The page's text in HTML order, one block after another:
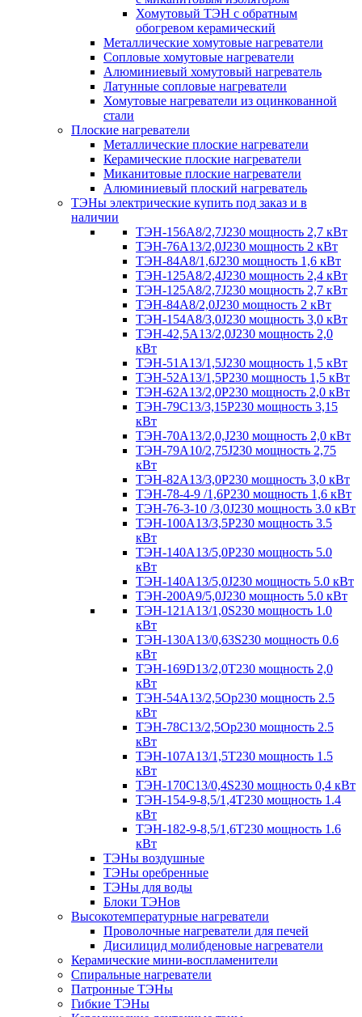
Хомутовый ТЭН с обратным
обогревом керамический
Металлические хомутовые нагреватели
Сопловые хомутовые нагреватели
Алюминиевый хомутовый нагреватель
Латунные сопловые нагреватели
Хомутовые нагреватели из оцинкованной
стали
Плоские нагреватели
Металлические плоские нагреватели
Керамические плоские нагреватели
Миканитовые плоские нагреватели
Алюминиевый плоский нагреватель
ТЭНы электрические купить под заказ и в
наличии
ТЭН-156А8/2,7J230 мощность 2,7 кВт
ТЭН-76А13/2,0J230 мощность 2 кВт
ТЭН-84А8/1,6J230 мощность 1,6 кВт
ТЭН-125А8/2,4J230 мощность 2,4 кВт
ТЭН-125А8/2,7J230 мощность 2,7 кВт
ТЭН-84А8/2,0J230 мощность 2 кВт
ТЭН-154А8/3,0J230 мощность 3,0 кВт
ТЭН-42,5А13/2,0J230 мощность 2,0
кВт
ТЭН-51А13/1,5J230 мощность 1,5 кВт
ТЭН-52А13/1,5Р230 мощность 1,5 кВт
ТЭН-62А13/2,0Р230 мощность 2,0 кВт
ТЭН-79С13/3,15Р230 мощность 3,15
кВт
ТЭН-70А13/2,0,J230 мощность 2,0 кВт
ТЭН-79А10/2,75J230 мощность 2,75
кВт
ТЭН-82А13/3,0Р230 мощность 3,0 кВт
ТЭН-78-4-9 /1,6P230 мощность 1,6 кВт
ТЭН-76-3-10 /3,0J230 мощность 3.0 кВт
ТЭН-100А13/3,5Р230 мощность 3.5
кВт
ТЭН-140А13/5,0Р230 мощность 5.0
кВт
ТЭН-140А13/5,0J230 мощность 5.0 кВт
ТЭН-200А9/5,0J230 мощность 5.0 кВт
ТЭН-121А13/1,0S230 мощность 1.0
кВт
ТЭН-130А13/0,63S230 мощность 0.6
кВт
ТЭН-169D13/2,0T230 мощность 2,0
кВт
ТЭН-54А13/2,5Ор230 мощность 2.5
кВт
ТЭН-78С13/2,5Ор230 мощность 2.5
кВт
ТЭН-107А13/1,5Т230 мощность 1.5
кВт
ТЭН-170C13/0,4S230 мощность 0,4 кВт
ТЭН-154-9-8,5/1,4Т230 мощность 1.4
кВт
ТЭН-182-9-8,5/1,6Т230 мощность 1.6
кВт
ТЭНы воздушные
ТЭНы оребренные
ТЭНы для воды
Блоки ТЭНов
Высокотемпературные нагреватели
Проволочные нагреватели для печей
Дисилицид молибденовые нагреватели
Керамические мини-воспламенители
Спиральные нагреватели
Патронные ТЭНы
Гибкие ТЭНы